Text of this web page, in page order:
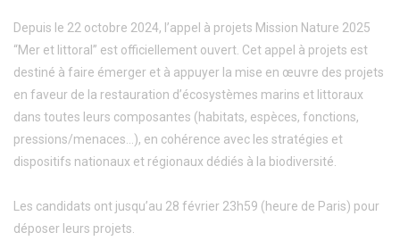
Depuis le 22 octobre 2024, l’appel à projets Mission Nature 2025
“Mer et littoral” est officiellement ouvert. Cet appel à projets est
destiné à faire émerger et à appuyer la mise en œuvre des projets
en faveur de la restauration d’écosystèmes marins et littoraux
dans toutes leurs composantes (habitats, espèces, fonctions,
pressions/menaces…), en cohérence avec les stratégies et
dispositifs nationaux et régionaux dédiés à la biodiversité.
Les candidats ont jusqu’au 28 février 23h59 (heure de Paris) pour
déposer leurs projets.